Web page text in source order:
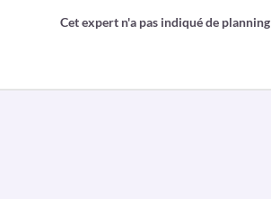
Cet expert n'a pas indiqué de planning